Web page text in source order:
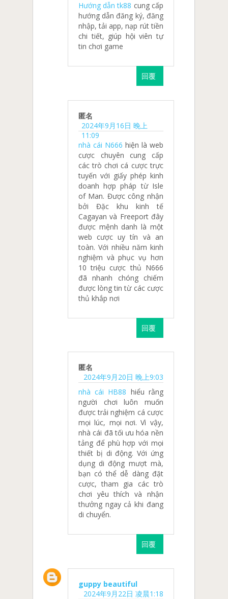
Hướng dẫn tk88 cung cấp
hướng dẫn đăng ký, đăng
nhập, tải app, nạp rút tiền
chi tiết, giúp hội viên tự
tin chơi game
回覆
匿名
2024年9月16日 晚上
11:09
nhà cái N666 hiện là web
cược chuyên cung cấp
các trò chơi cá cược trực
tuyến với giấy phép kinh
doanh hợp pháp từ Isle
of Man. Được công nhận
bởi Đặc khu kinh tế
Cagayan và Freeport đây
được mệnh danh là một
web cược uy tín và an
toàn. Với nhiều năm kinh
nghiệm và phục vụ hơn
10 triệu cược thủ N666
đã nhanh chóng chiếm
được lòng tin từ các cược
thủ khắp nơi
回覆
匿名
2024年9月20日 晚上9:03
nhà cái HB88 hiểu rằng
người chơi luôn muốn
được trải nghiệm cá cược
mọi lúc, mọi nơi. Vì vậy,
nhà cái đã tối ưu hóa nền
tảng để phù hợp với mọi
thiết bị di động. Với ứng
dụng di động mượt mà,
bạn có thể dễ dàng đặt
cược, tham gia các trò
chơi yêu thích và nhận
thưởng ngay cả khi đang
di chuyển.
回覆
guppy beautiful
2024年9月22日 凌晨1:18